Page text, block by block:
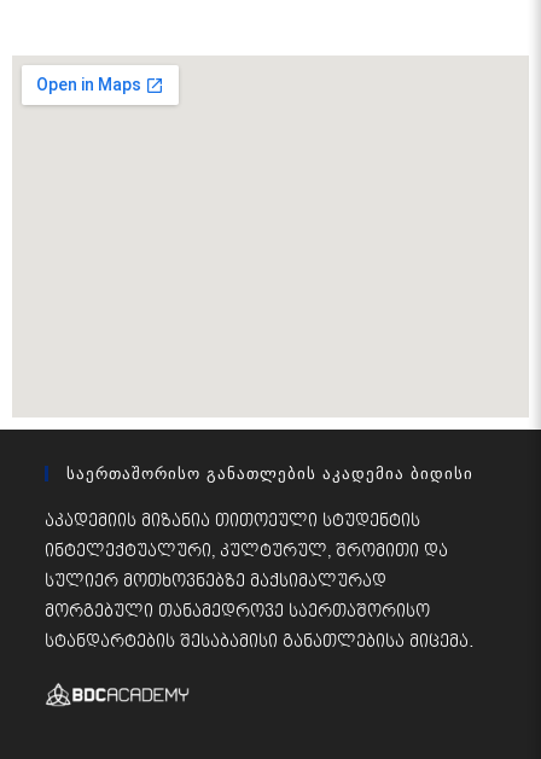
Საერთაშორისო Განათლების Აკადემია Ბიდისი
აკადემიის მიზანია თითოეული სტუდენტის
ინტელექტუალური, კულტურულ, შრომითი და
სულიერ მოთხოვნებზე მაქსიმალურად
მორგებული თანამედროვე საერთაშორისო
სტანდარტების შესაბამისი განათლებისა მიცემა.